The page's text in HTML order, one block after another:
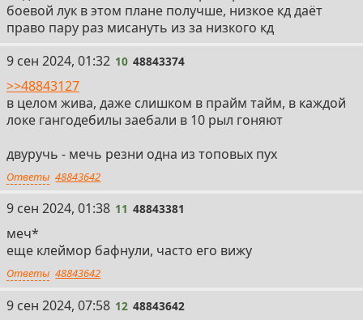
боевой лук в этом плане получше, низкое кд даëт
право пару раз мисануть из за низкого кд
10
9 сен 2024, 01:32 10 48843374
>>48843127
в целом жива, даже слишком в прайм тайм, в каждой
локе гангодебилы заебали в 10 рыл гоняют
двуручь - мечь резни одна из топовых пух
Ответы 48843642
11
9 сен 2024, 01:38 11 48843381
меч*
еще клеймор бафнули, часто его вижу
Ответы 48843642
12
9 сен 2024, 07:58 12 48843642